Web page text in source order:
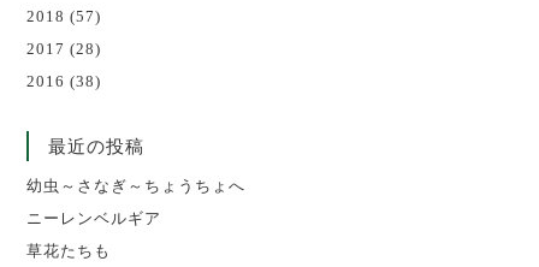
2018 (57)
2017 (28)
2016 (38)
最近の投稿
幼虫～さなぎ～ちょうちょへ
ニーレンベルギア
草花たちも